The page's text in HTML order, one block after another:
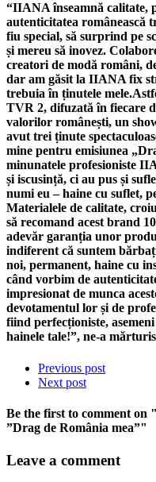
“IIANA înseamnă calitate,
autenticitatea românească
fiu special, să surprind pe
și mereu să inovez.
creatori de modă români,
dar am găsit la IIANA fix
trebuia în ținutele
TVR 2, difuzată în fiecare
valorilor românești, un
avut trei ținute
mine pentru emisiunea
minunatele profesioniste
și iscusință, ci au pus și
numi eu – haine cu suflet,
Materialele de calitate,
să recomand acest brand
adevăr garanția unor
indiferent că suntem
noi, permanent, haine cu
când vorbim de
impresionat de munca
devotamentul lor și de
fiind perfecționiste,
hainele tale!”, ne-a
Previous post
Next post
Be the first to comment on
”Drag de România mea”"
Leave a comment